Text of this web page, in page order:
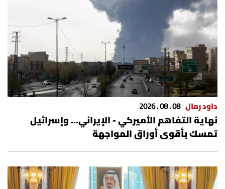
داود رمال 08 . 08 . 2026
نهاية التفاهم الأميركي - الإيراني... وإسرائيل
تمسك بأقوى أوراق المواجهة